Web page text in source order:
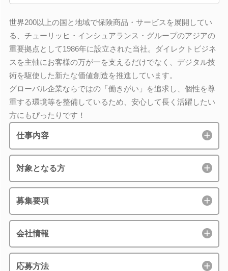
世界200以上の国と地域で保険商品・サービスを展開してい
る、チューリッヒ・インシュアランス・グループのアジアの
重要拠点として1986年に設立された当社。ダイレクトビジネ
スを主軸にお客様の万が一を支えるだけでなく、デジタル技
術を駆使した新たな価値創造を推進しています。
グローバル企業ならではの「働きがい」を追求し、個性を尊
重する環境等を整備しているため、安心して長く活躍したい
方にもぴったりです！
仕事内容
対象となる方
募集要項
会社情報
応募方法